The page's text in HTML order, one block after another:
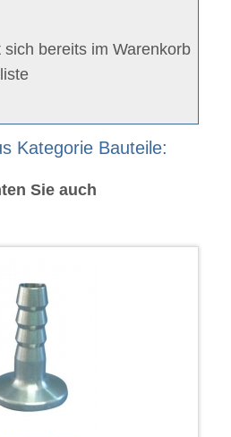
bereits im Warenkorb
Kategorie Bauteile:
Sie auch